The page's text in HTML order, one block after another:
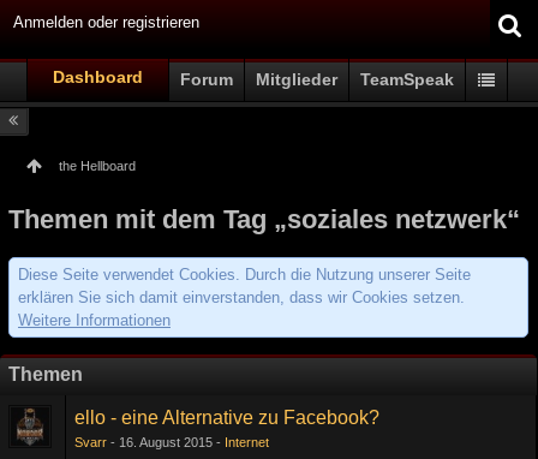
Anmelden oder registrieren
Dashboard Forum Mitglieder TeamSpeak
the Hellboard
Themen mit dem Tag „soziales netzwerk“
Diese Seite verwendet Cookies. Durch die Nutzung unserer Seite
erklären Sie sich damit einverstanden, dass wir Cookies setzen.
Weitere Informationen
Themen
ello - eine Alternative zu Facebook?
Svarr 16. August 2015 Internet